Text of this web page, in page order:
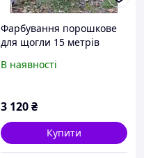
Фарбування порошкове
для щогли 15 метрів
В наявності
3 120₴
Купити